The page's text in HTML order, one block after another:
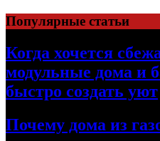
Перейти
к
содержимому
Популярные статьи
Когда хочется
модульные дома и
быстро создать уют
Почему дома из